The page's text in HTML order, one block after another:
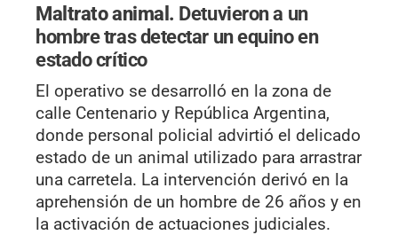
Maltrato animal. Detuvieron a un
hombre tras detectar un equino en
estado crítico
El operativo se desarrolló en la zona de
calle Centenario y República Argentina,
donde personal policial advirtió el delicado
estado de un animal utilizado para arrastrar
una carretela. La intervención derivó en la
aprehensión de un hombre de 26 años y en
la activación de actuaciones judiciales.